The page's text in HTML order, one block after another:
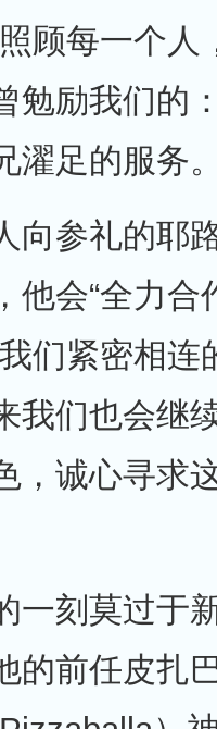
顾每一个人
勉励我们的
濯足的服务
向参礼的耶
他会“全力合
们紧密相连
我们也会继
，诚心寻求
一刻莫过于
的前任皮扎